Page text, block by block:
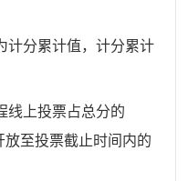
计分累计值，计分累计
上投票占总分的
放至投票截止时间内的